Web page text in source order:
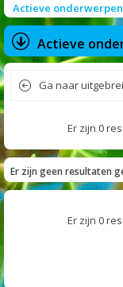
Actieve onderwerpen
Actieve
Ga naar
Er zijn 0
Er zijn geen resultaten
Er zijn 0